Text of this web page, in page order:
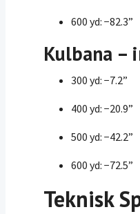
600 yd: −82.3”
Kulbana –
300 yd: −7.2”
400 yd: −20.9”
500 yd: −42.2”
600 yd: −72.5”
Teknisk